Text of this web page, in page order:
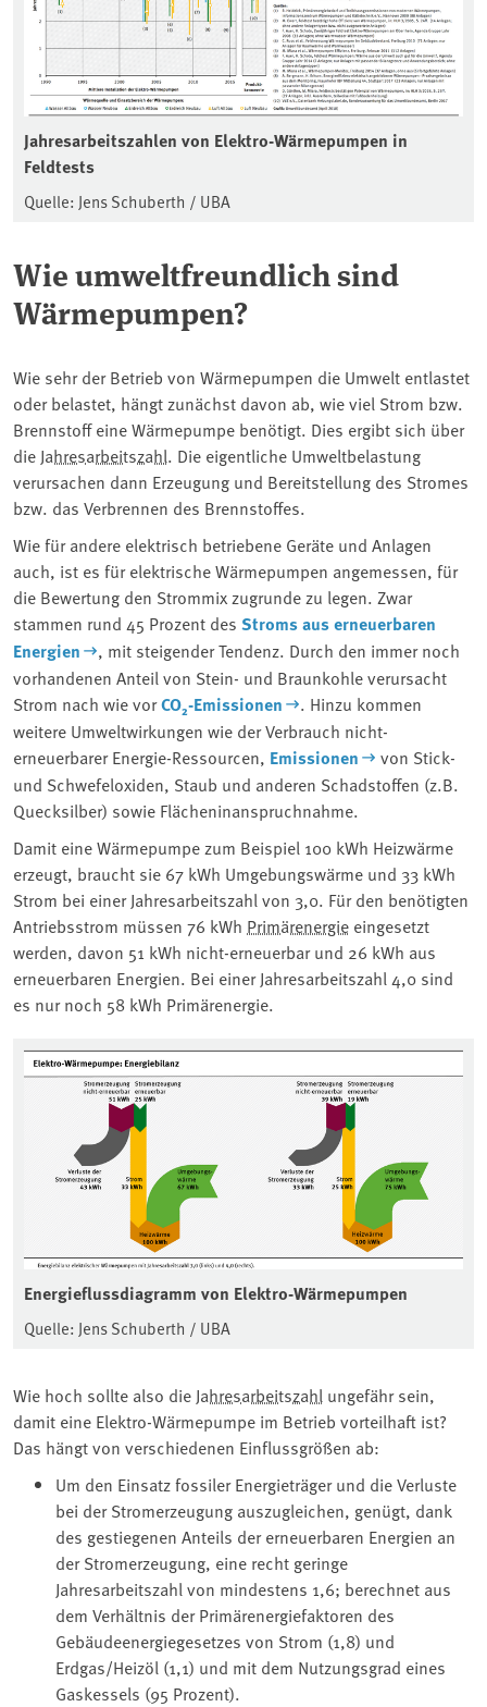
Jahresarbeitszahlen von Elektro-Wärmepumpen in
Feldtests
Quelle: Jens Schuberth / UBA
Wie umweltfreundlich sind
Wärmepumpen?
Wie sehr der Betrieb von Wärmepumpen die Umwelt entlastet
oder belastet, hängt zunächst davon ab, wie viel Strom bzw.
Brennstoff eine Wärmepumpe benötigt. Dies ergibt sich über
die Jahresarbeitszahl. Die eigentliche Umweltbelastung
verursachen dann Erzeugung und Bereitstellung des Stromes
bzw. das Verbrennen des Brennstoffes.
Wie für andere elektrisch betriebene Geräte und Anlagen
auch, ist es für elektrische Wärmepumpen angemessen, für
die Bewertung den Strommix zugrunde zu legen. Zwar
stammen rund 45 Prozent des Stroms aus erneuerbaren
Energien
, mit steigender Tendenz. Durch den immer noch
vorhandenen Anteil von Stein- und Braunkohle verursacht
Strom nach wie vorCO₂-Emissionen
. Hinzu kommen
weitere Umweltwirkungen wie der Verbrauch nicht-
erneuerbarer Energie-Ressourcen, Emissionen
von Stick-
und Schwefeloxiden, Staub und anderen Schadstoffen (z.B.
Quecksilber) sowie Flächeninanspruchnahme.
Damit eine Wärmepumpe zum Beispiel 100 kWh Heizwärme
erzeugt, braucht sie 67 kWh Umgebungswärme und 33 kWh
Strom bei einer Jahresarbeitszahl von 3,0. Für den benötigten
Antriebsstrom müssen 76 kWh Primärenergie eingesetzt
werden, davon 51 kWh nicht-erneuerbar und 26 kWh aus
erneuerbaren Energien. Bei einer Jahresarbeitszahl 4,0 sind
es nur noch 58 kWh Primärenergie.
Energieflussdiagramm von Elektro-Wärmepumpen
Quelle: Jens Schuberth / UBA
Wie hoch sollte also die Jahresarbeitszahl ungefähr sein,
damit eine Elektro-Wärmepumpe im Betrieb vorteilhaft ist?
Das hängt von verschiedenen Einflussgrößen ab:
Um den Einsatz fossiler Energieträger und die Verluste
bei der Stromerzeugung auszugleichen, genügt, dank
des gestiegenen Anteils der erneuerbaren Energien an
der Stromerzeugung, eine recht geringe
Jahresarbeitszahl von mindestens 1,6; berechnet aus
dem Verhältnis der Primärenergiefaktoren des
Gebäudeenergiegesetzes von Strom (1,8) und
Erdgas/Heizöl (1,1) und mit dem Nutzungsgrad eines
Gaskessels (95 Prozent).